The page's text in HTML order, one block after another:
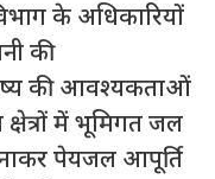
के अधिकारियों
की
की आवश्यकताओं
क्षेत्रों में भूमिगत जल
पेयजल आपूर्ति